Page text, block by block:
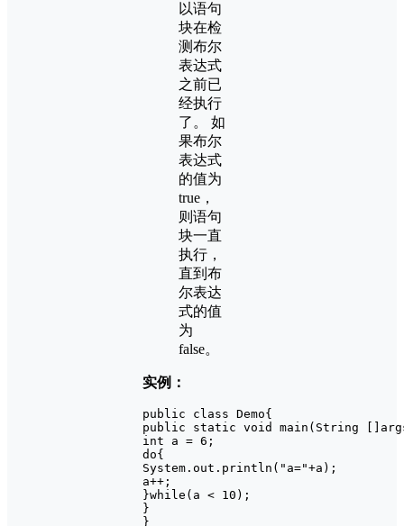
以语句
块在检
测布尔
表达式
之前已
经执行
了。 如
果布尔
表达式
的值为
true，
则语句
块一直
执行，
直到布
尔表达
式的值
为
false。
实例：
public class Demo{
public static void main(String
int a = 6;
do{
System.out.println("a="+a);
a++;
}while(a < 10);
}
}